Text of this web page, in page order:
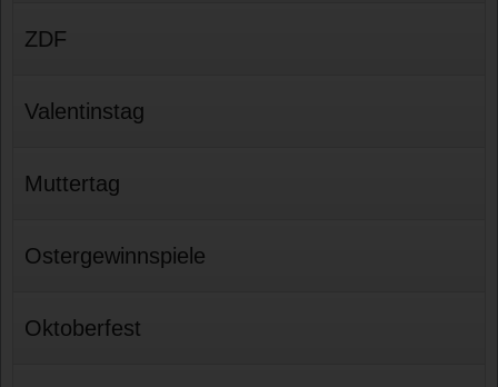
ZDF
Valentinstag
Muttertag
Ostergewinnspiele
Oktoberfest